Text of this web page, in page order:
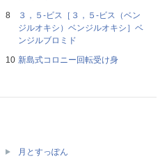
３，５‐ビス［３，５‐ビス（ベン
ジルオキシ）ベンジルオキシ］ベ
ンジルブロミド
新島式コロニー回転受け身
月とすっぽん